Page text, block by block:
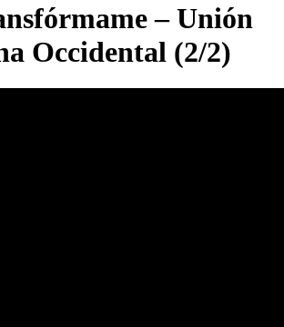
– Unión
Occidental (2/2)